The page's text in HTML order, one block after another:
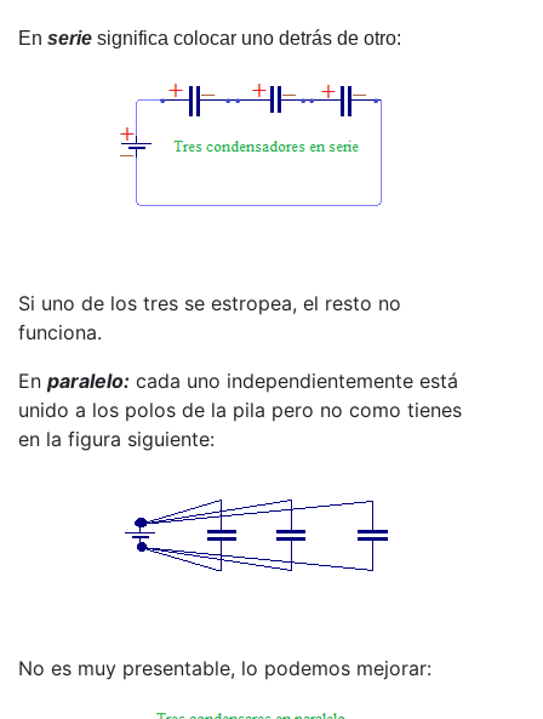
En serie significa colocar uno detrás de otro:
Si uno de los tres se estropea, el resto no
funciona.
En paralelo: cada uno independientemente está
unido a los polos de la pila pero no como tienes
en la figura siguiente:
No es muy presentable, lo podemos mejorar: